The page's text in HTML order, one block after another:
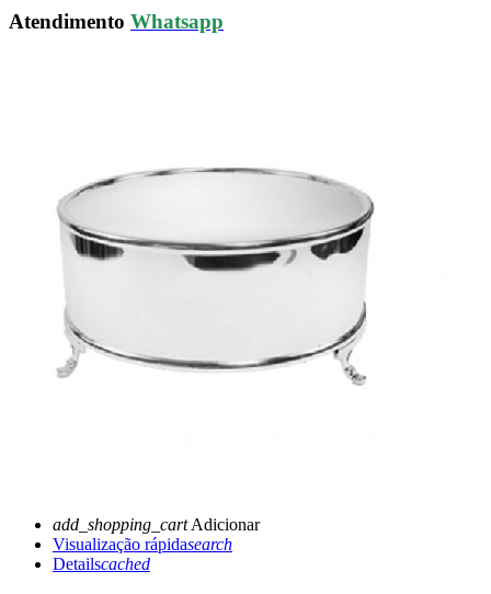
Atendimento Whatsapp
add_shopping_cartAdicionar
Visualização rápidasearch
Detailscached